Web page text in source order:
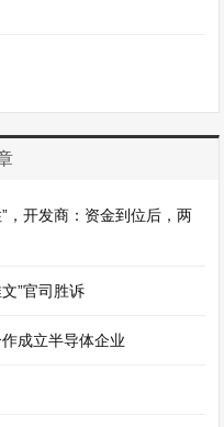
，开发商：资金到位后，两
”官司胜诉
成立半导体企业